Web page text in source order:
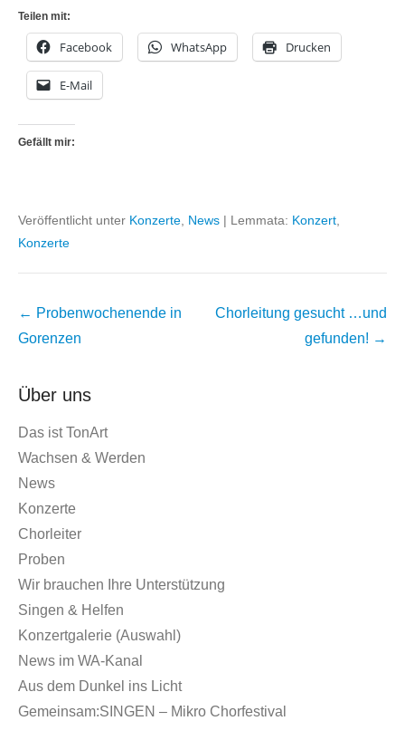
Teilen mit:
Facebook WhatsApp Drucken
E-Mail
Gefällt mir:
Veröffentlicht unter Konzerte News | Lemmata: Konzert
Konzerte
Beitragsnavigation
← Probenwochenende in
Gorenzen
Chorleitung gesucht …und
gefunden! →
Über uns
Das ist TonArt
Wachsen & Werden
News
Konzerte
Chorleiter
Proben
Wir brauchen Ihre Unterstützung
Singen & Helfen
Konzertgalerie (Auswahl)
News im WA-Kanal
Aus dem Dunkel ins Licht
Gemeinsam:SINGEN – Mikro Chorfestival